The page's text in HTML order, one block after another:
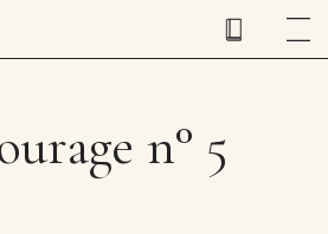
n° 5